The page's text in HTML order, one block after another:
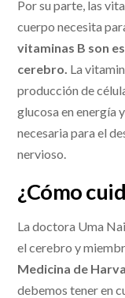
Por su parte, las
cuerpo necesita
vitaminas B son
cerebro. La
producción de
glucosa en energía
necesaria para el
nervioso.
¿Cómo
La doctora Uma
el cerebro y
Medicina de
debemos tener en